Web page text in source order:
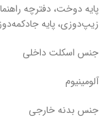
پایه دوخت، دفترچه
زیپ‌دوزی، پایه
جنس اسکلت داخلی
آلومینیوم
جنس بدنه خارجی